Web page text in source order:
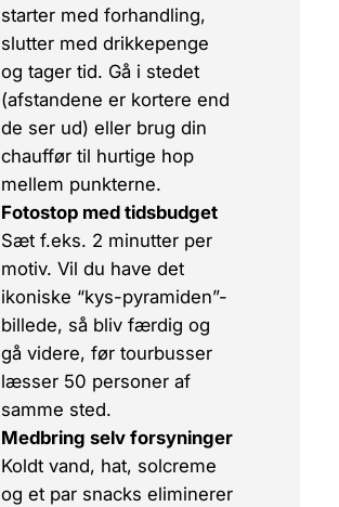
starter med forhandling,
slutter med drikkepenge
og tager tid. Gå i stedet
(afstandene er kortere end
de ser ud) eller brug din
chauffør til hurtige hop
mellem punkterne.
Fotostop med tidsbudget
Sæt f.eks. 2 minutterper
motiv. Vil du have det
ikoniske “kys-pyramiden”-
billede, så bliv færdig og
gå videre, før tourbusser
læsser 50 personer af
samme sted.
Medbring selv forsyninger
Koldt vand, hat, solcreme
og et par snacks eliminerer